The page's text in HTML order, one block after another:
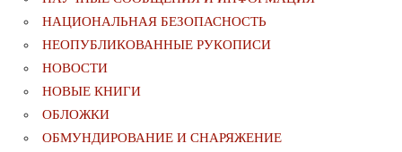
НАЦИОНАЛЬНАЯ БЕЗОПАСНОСТЬ
НЕОПУБЛИКОВАННЫЕ РУКОПИСИ
НОВОСТИ
НОВЫЕ КНИГИ
ОБЛОЖКИ
ОБМУНДИРОВАНИЕ И СНАРЯЖЕНИЕ